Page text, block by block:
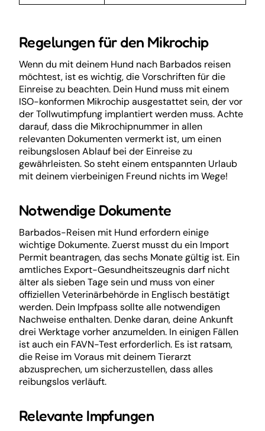
Regelungen für den Mikrochip
Wenn du mit deinem Hund nach Barbados reisen
möchtest, ist es wichtig, die Vorschriften für die
Einreise zu beachten. Dein Hund muss mit einem
ISO-konformen Mikrochip ausgestattet sein, der vor
der Tollwutimpfung implantiert werden muss. Achte
darauf, dass die Mikrochipnummer in allen
relevanten Dokumenten vermerkt ist, um einen
reibungslosen Ablauf bei der Einreise zu
gewährleisten. So steht einem entspannten Urlaub
mit deinem vierbeinigen Freund nichts im Wege!
Notwendige Dokumente
Barbados-Reisen mit Hund erfordern einige
wichtige Dokumente. Zuerst musst du ein Import
Permit beantragen, das sechs Monate gültig ist. Ein
amtliches Export-Gesundheitszeugnis darf nicht
älter als sieben Tage sein und muss von einer
offiziellen Veterinärbehörde in Englisch bestätigt
werden. Dein Impfpass sollte alle notwendigen
Nachweise enthalten. Denke daran, deine Ankunft
drei Werktage vorher anzumelden. In einigen Fällen
ist auch ein FAVN-Test erforderlich. Es ist ratsam,
die Reise im Voraus mit deinem Tierarzt
abzusprechen, um sicherzustellen, dass alles
reibungslos verläuft.
Relevante Impfungen